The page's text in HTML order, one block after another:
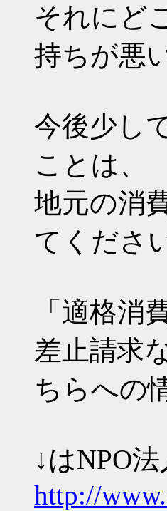
それにど
持ちが悪
今後少し
ことは、
地元の消
てくださ
「適格消
差止請求
ちらへの
↓はNPO
http://